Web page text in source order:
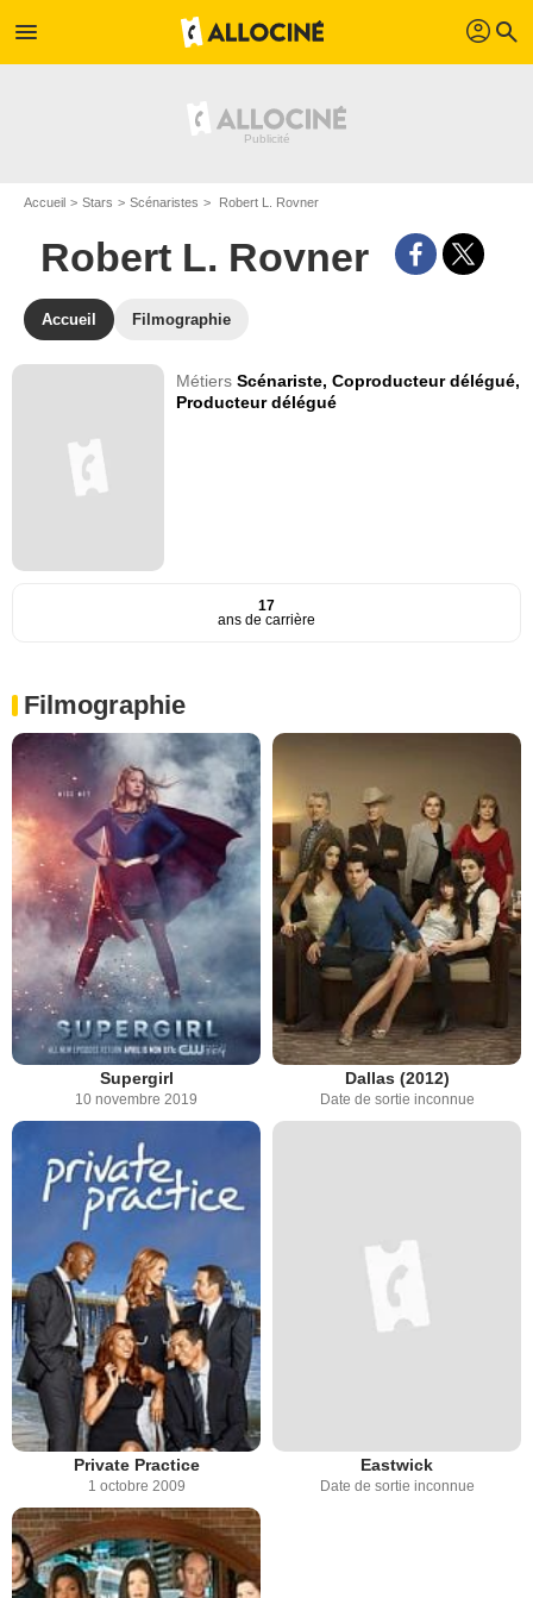
menu profil search
Accueil Stars Scénaristes Robert L. Rovner
Robert L. Rovner
Accueil Filmographie
MétiersScénariste,Coproducteur délégué,
Producteur délégué
17
ans de carrière
Filmographie
Supergirl
10 novembre 2019
Dallas (2012)
Date de sortie inconnue
Private Practice
1 octobre 2009
Eastwick
Date de sortie inconnue